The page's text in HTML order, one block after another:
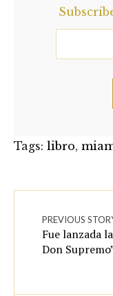
Tags: libro,
PREVIOUS
Fue lanzada
Don